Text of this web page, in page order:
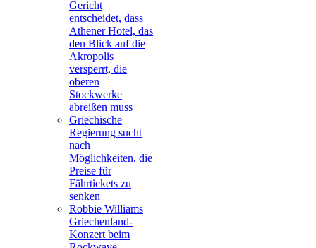
Gericht
entscheidet, dass
Athener Hotel, das
den Blick auf die
Akropolis
versperrt, die
oberen
Stockwerke
abreißen muss
Griechische
Regierung sucht
nach
Möglichkeiten, die
Preise für
Fährtickets zu
senken
Robbie Williams
Griechenland-
Konzert beim